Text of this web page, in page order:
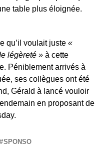
table plus éloignée.
qu’il voulait juste «
légèreté »à cette
Péniblement arrivés à
ses collègues ont été
Gérald à lancé vouloir
en proposant de
SPONSO